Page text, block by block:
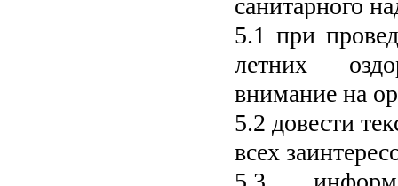
5.1 при
летних
внимание на
5.2 довести
всех